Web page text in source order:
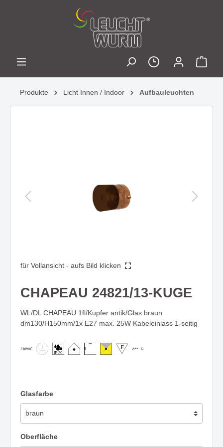
Produkte Licht Innen / Indoor Aufbauleuchten
für Vollansicht - aufs Bild klicken
CHAPEAU 24821/13-KUGE
WL/DL CHAPEAU 1fl/Kupfer antik/Glas braun
dm130/H150mm/1x E27 max. 25W Kabeleinlass 1-seitig
Glasfarbe
Oberfläche